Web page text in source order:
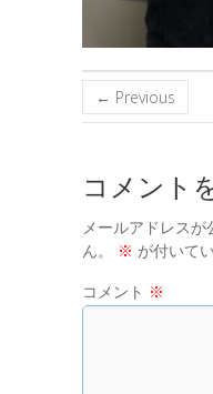
← Previous
コメント
メールアドレス
ん。
※ が付いて
コメント ※